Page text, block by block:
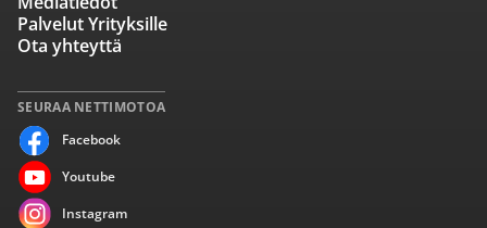
SEURAA NETTIMOTOA
Facebook
Youtube
Instagram
Palvelut Yrityksille
Ota yhteyttä